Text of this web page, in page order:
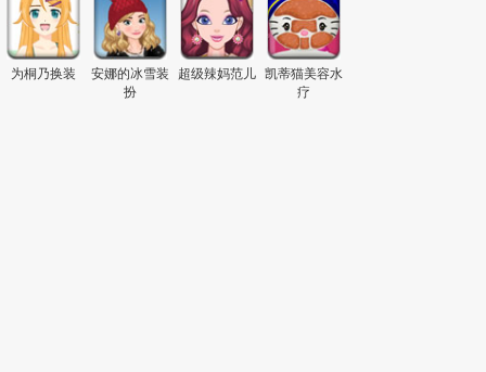
为桐乃换装
安娜的冰雪装
扮
超级辣妈范儿 凯蒂猫美容水
疗